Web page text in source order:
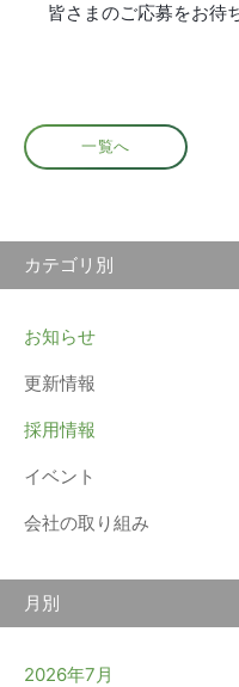
皆さまのご応募をお待
一覧へ
カテゴリ別
お知らせ
更新情報
採用情報
イベント
会社の取り組み
月別
2026年7月